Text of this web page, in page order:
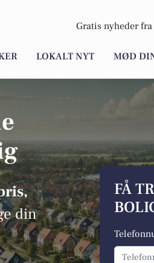
Gratis nyheder fra
LOKALT NYT MØD
din
FÅ